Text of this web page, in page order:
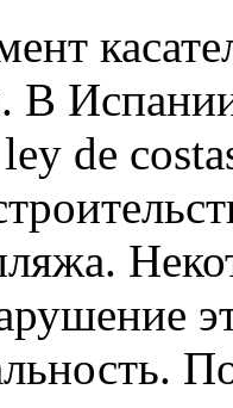
de